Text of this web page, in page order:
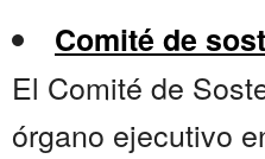
Comité de
El Comité de
órgano ejecutivo